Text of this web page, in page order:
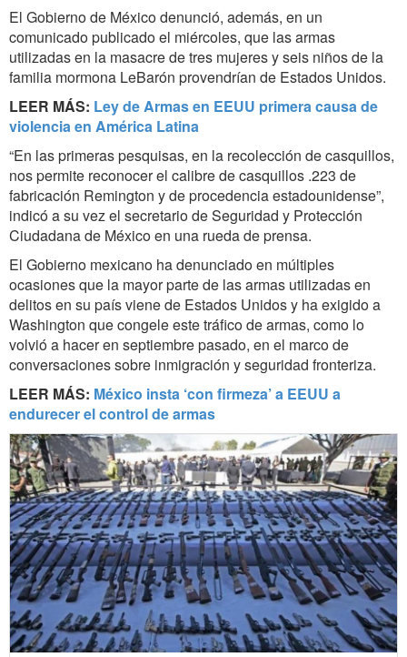
El Gobierno de México denunció, además, en un
comunicado publicado el miércoles, que las armas
utilizadas en la masacre de tres mujeres y seis niños de la
familia mormona LeBarón provendrían de Estados Unidos.
LEER MÁS: Ley de Armas en EEUU primera causa de
violencia en América Latina
“En las primeras pesquisas, en la recolección de casquillos,
nos permite reconocer el calibre de casquillos .223 de
fabricación Remington y de procedencia estadounidense”,
indicó a su vez el secretario de Seguridad y Protección
Ciudadana de México en una rueda de prensa.
El Gobierno mexicano ha denunciado en múltiples
ocasiones que la mayor parte de las armas utilizadas en
delitos en su país viene de Estados Unidos y ha exigido a
Washington que congele este tráfico de armas, como lo
volvió a hacer en septiembre pasado, en el marco de
conversaciones sobre inmigración y seguridad fronteriza.
LEER MÁS: México insta ‘con firmeza’ a EEUU a
endurecer el control de armas